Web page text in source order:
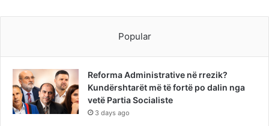
Popular
Reforma Administrative në rrezik?
Kundërshtarët më të fortë po dalin nga
vetë Partia Socialiste
3 days ago